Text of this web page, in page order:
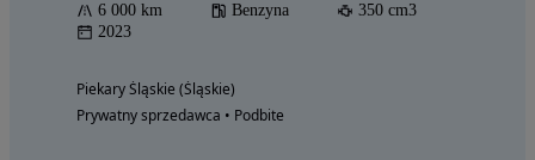
6 000 km Benzyna
350 cm3
2023
Piekary Śląskie (Śląskie)
Prywatny sprzedawca • Podbite